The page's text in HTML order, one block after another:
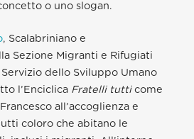
o uno slogan.
, Scalabriniano e
Sezione Migranti e Rifugiati
dello Sviluppo Umano
l’Enciclica Fratelli tutticome
all’accoglienza e
coloro che abitano le